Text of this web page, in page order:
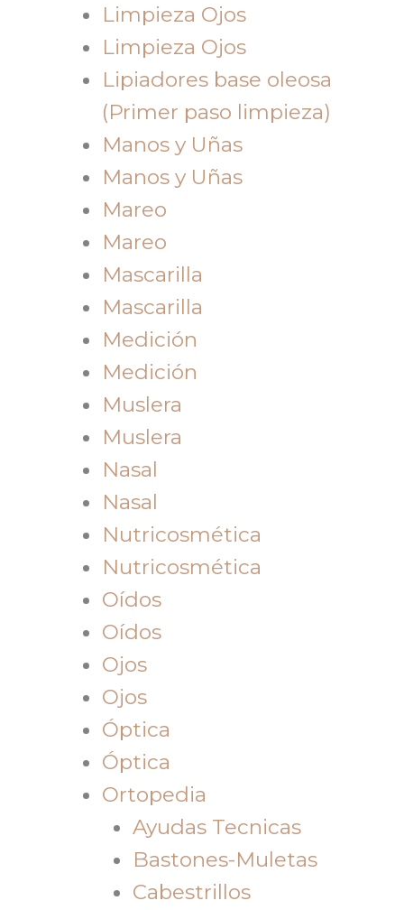
Limpieza Ojos
Limpieza Ojos
Lipiadores base oleosa
(Primer paso limpieza)
Manos y Uñas
Manos y Uñas
Mareo
Mareo
Mascarilla
Mascarilla
Medición
Medición
Muslera
Muslera
Nasal
Nasal
Nutricosmética
Nutricosmética
Oídos
Oídos
Ojos
Ojos
Óptica
Óptica
Ortopedia
Ayudas Tecnicas
Bastones-Muletas
Cabestrillos